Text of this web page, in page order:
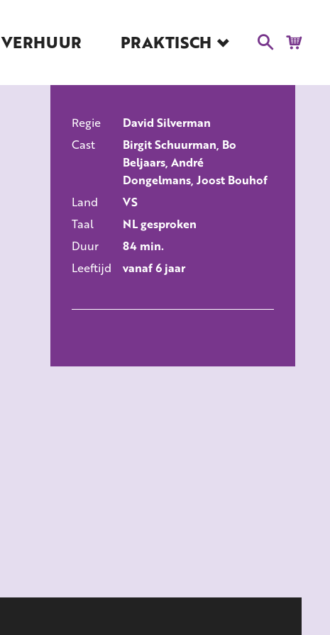
VERHUUR PRAKTISCH
Blog
Educatie
Kaartverkoop en
Tarieven
Over Het Ketelhuis
Vacatures
ALLE FILMS
Regie
David Silverman
Cast
Birgit Schuurman, Bo
Beljaars, André
Dongelmans, Joost Bouhof
Land
VS
Taal
NL gesproken
Duur
84 min.
Leeftijd
vanaf 6 jaar